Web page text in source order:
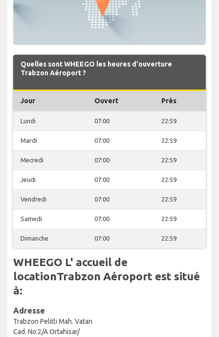
Quelles sont WHEEGO les heures d'ouverture
Trabzon Aéroport ?
Jour Ouvert Près
Lundi 07:00 22:59
Mardi 07:00 22:59
Mecredi 07:00 22:59
Jeudi 07:00 22:59
Vendredi 07:00 22:59
Samedi 07:00 22:59
Dimanche 07:00 22:59
WHEEGO L' accueil de
locationTrabzon Aéroport est situé
à:
Adresse
Trabzon Pelitli Mah. Vatan
Cad. No:2/A Ortahisar/